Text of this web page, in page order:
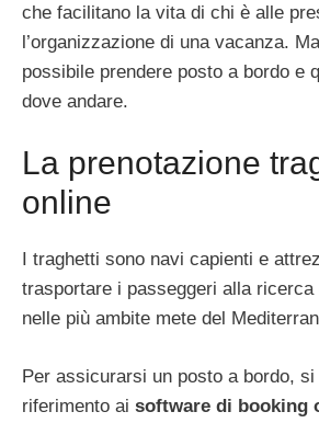
che facilitano la vita di chi è alle
l’organizzazione di una vacanza.
possibile prendere posto a bordo e
dove andare.
La prenotazione
online
I traghetti sono navi capienti e
trasportare i passeggeri alla
nelle più ambite mete del
Per assicurarsi un posto a bordo, si
riferimento ai software di booking